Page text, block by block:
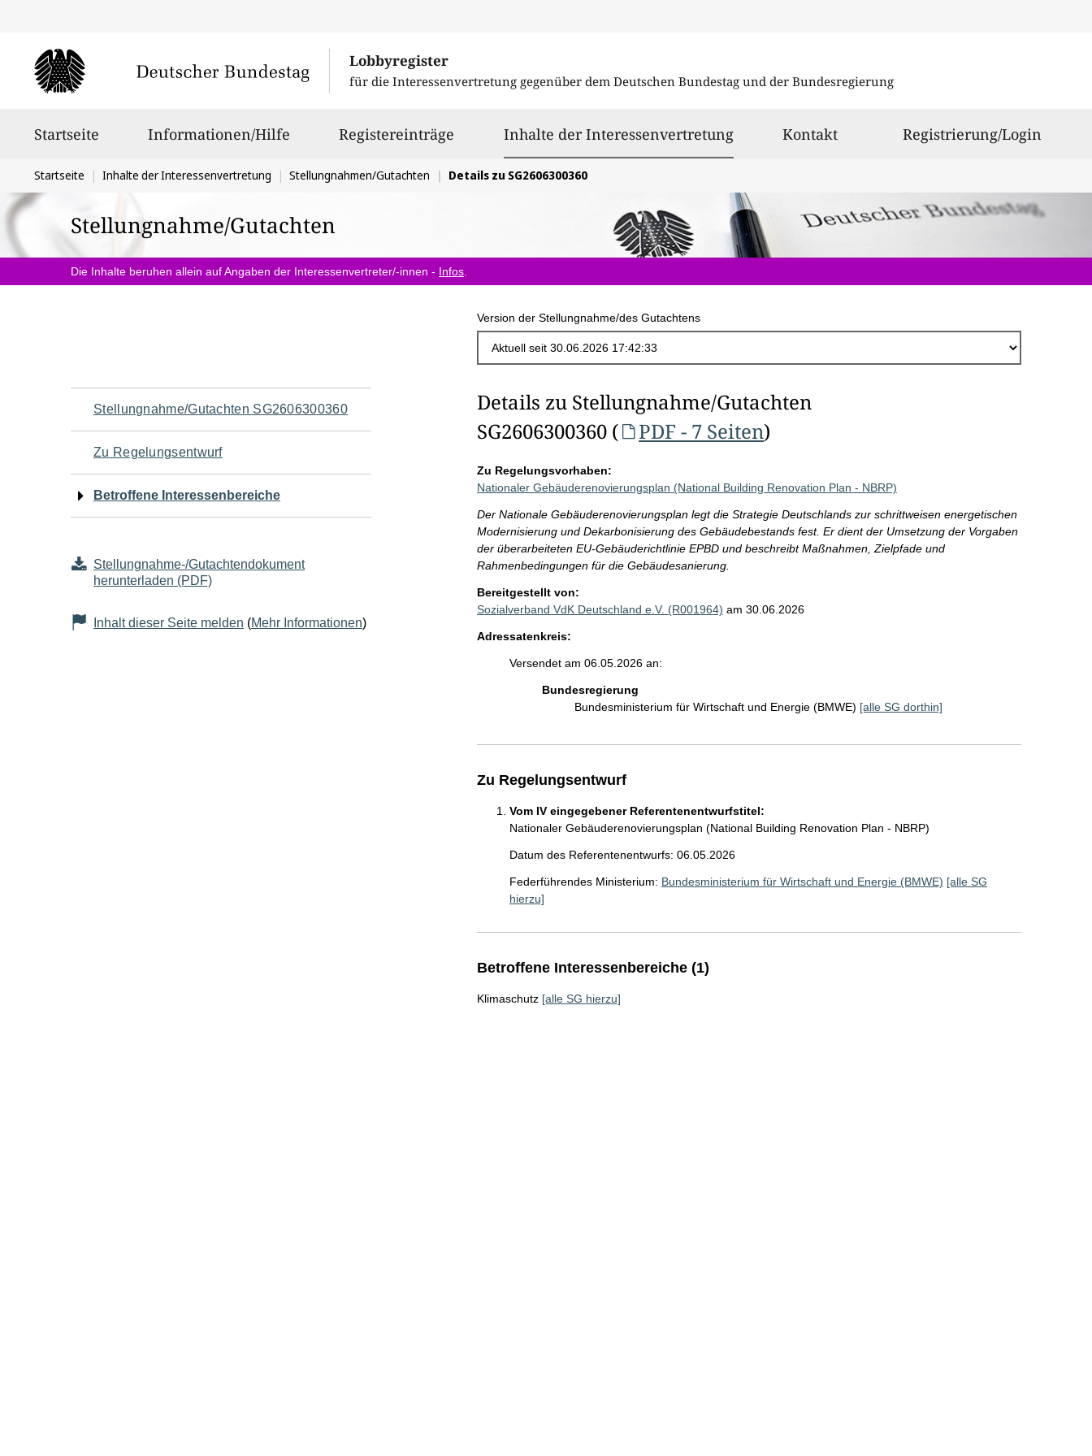
Lobbyregister
für die Interessenvertretung gegenüber dem Deutschen Bundestag und der Bundesregierung
Startseite Informationen/Hilfe Registereinträge Inhalte der Interessenvertretungausgewählt
Kontakt Registrierung/Login
Sie
befinden
sich
hier:
Startseite Inhalte der Interessenvertretung Stellungnahmen/Gutachten Details zu SG2606300360
Stellungnahme/Gutachten
Die Inhalte beruhen allein auf Angaben der Interessenvertreter/-innen - Infos
Version der Stellungnahme/des Gutachtens
Navigation
für
den
Seiteninhalt
Stellungnahme/Gutachten SG2606300360
Zu Regelungsentwurf
Betroffene Interessenbereiche
Stellungnahme-/Gutachtendokument
herunterladen (PDF)
Inhalt dieser Seite melden (Mehr Informationen)
Details zu Stellungnahme/Gutachten
SG2606300360 (
PDF - 7 Seiten)
Zu Regelungsvorhaben:
Nationaler Gebäuderenovierungsplan (National Building Renovation Plan - NBRP)
Der Nationale Gebäuderenovierungsplan legt die Strategie Deutschlands zur schrittweisen energetischen
Modernisierung und Dekarbonisierung des Gebäudebestands fest. Er dient der Umsetzung der Vorgaben
der überarbeiteten EU-Gebäuderichtlinie EPBD und beschreibt Maßnahmen, Zielpfade und
Rahmenbedingungen für die Gebäudesanierung.
Bereitgestellt von:
Sozialverband VdK Deutschland e.V. (R001964) am 30.06.2026
Adressatenkreis:
Versendet am 06.05.2026 an:
Bundesregierung
Bundesministerium für Wirtschaft und Energie (BMWE) [alle SG dorthin]
Zu Regelungsentwurf
Vom IV eingegebener Referentenentwurfstitel:
Nationaler Gebäuderenovierungsplan (National Building Renovation Plan - NBRP)
Datum des Referentenentwurfs: 06.05.2026
Federführendes Ministerium: Bundesministerium für Wirtschaft und Energie (BMWE) [alle SG
hierzu]
Betroffene Interessenbereiche (1)
Klimaschutz [alle SG hierzu]